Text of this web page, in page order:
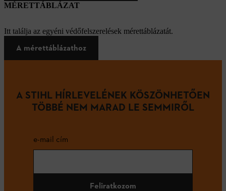
MÉRETTÁBLÁZAT
Itt találja az egyéni védőfelszerelések mérettáblázatát.
A mérettáblázathoz
A STIHL HÍRLEVELÉNEK KÖSZÖNHETŐEN
TÖBBÉ NEM MARAD LE SEMMIRŐL
e-mail cím
Feliratkozom